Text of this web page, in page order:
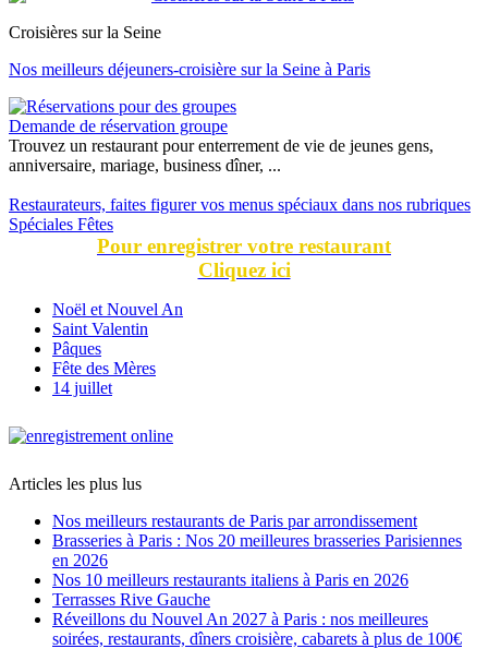
Croisières sur la Seine
Nos meilleurs déjeuners-croisière sur la Seine à Paris
Demande de réservation groupe
Trouvez un restaurant pour enterrement de vie de jeunes gens,
anniversaire, mariage, business dîner, ...
Restaurateurs, faites figurer vos menus spéciaux dans nos rubriques
Spéciales Fêtes
Pour enregistrer votre restaurant
Cliquez ici
Noël et Nouvel An
Saint Valentin
Pâques
Fête des Mères
14 juillet
Articles les plus lus
Nos meilleurs restaurants de Paris par arrondissement
Brasseries à Paris : Nos 20 meilleures brasseries Parisiennes
en 2026
Nos 10 meilleurs restaurants italiens à Paris en 2026
Terrasses Rive Gauche
Réveillons du Nouvel An 2027 à Paris : nos meilleures
soirées, restaurants, dîners croisière, cabarets à plus de 100€